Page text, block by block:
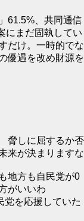
61.5%、共同通信
にまだ固執してい
だけ。一時的でな
優遇を改め財源を
脅しに屈するか否
来が決まりますな
地方も自民党が0
がいいわ
党を応援していた